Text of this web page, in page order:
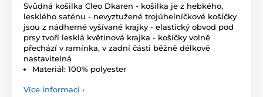
Svůdná košilka Cleo Dkaren - košilka je z hebkého,
lesklého saténu - nevyztužené trojúhelníčkové košíčky
jsou z nádherné vyšívané krajky - elastický obvod pod
prsy tvoří lesklá květinová krajka - košíčky volně
přechází v ramínka, v zadní části běžně délkově
nastavitelná
Materiál: 100% polyester
Více informací ›